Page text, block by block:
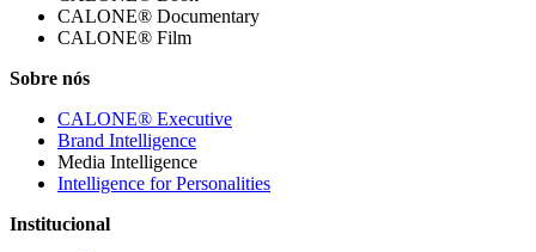
CALONE® Documentary
CALONE® Film
Sobre nós
CALONE® Executive
Brand Intelligence
Media Intelligence
Intelligence for Personalities
Institucional